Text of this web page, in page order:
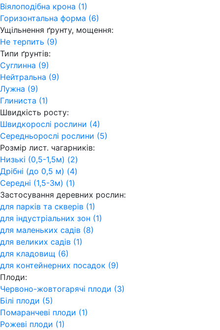
Віялоподібна крона (1)
Горизонтальна форма (6)
Ущільнення ґрунту, мощення:
Не терпить (9)
Типи ґрунтів:
Суглинна (9)
Нейтральна (9)
Лужна (9)
Глиниста (1)
Швидкість росту:
Швидкорослі рослини (4)
Середньорослі рослини (5)
Розмір лист. чагарників:
Низькі (0,5-1,5м) (2)
Дрібні (до 0,5 м) (4)
Середні (1,5-3м) (1)
Застосування деревних рослин:
для парків та скверів (1)
для індустріальних зон (1)
для маленьких садів (8)
для великих садів (1)
для кладовищ (6)
для контейнерних посадок (9)
Плоди:
Червоно-жовтогарячі плоди (3)
Білі плоди (5)
Помаранчеві плоди (1)
Рожеві плоди (1)